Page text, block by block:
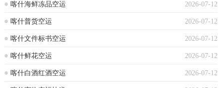
2026-07-12
喀什海鲜冻品空运
2026-07-12
喀什普货空运
2026-07-12
喀什文件标书空运
2026-07-12
喀什鲜花空运
2026-07-12
喀什白酒红酒空运